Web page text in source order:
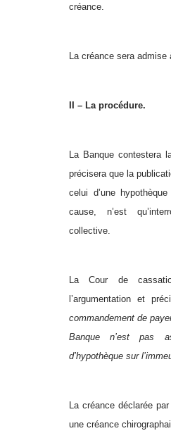
créance.
La créance sera admise
II – La procédure.
La Banque contestera
précisera que la
celui d’une
cause, n’est
collective.
La Cour de
l’argumentation et
commandement de
Banque n’est pas
d’hypothèque sur
La créance déclarée
une créance